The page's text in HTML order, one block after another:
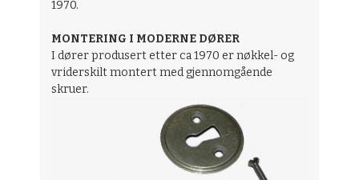
1970.
MONTERING I MODERNE DØRER
I dører produsert etter ca 1970 er nøkkel- og
vriderskilt montert med gjennomgående
skruer.